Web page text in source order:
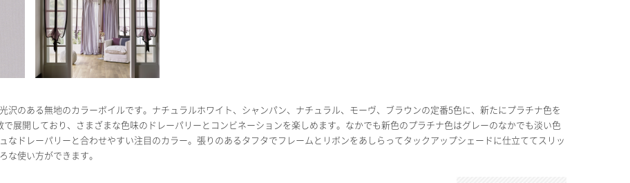
沢のある無地のカラーボイルです。ナチュラルホワイト、シャンパン、ナチュラル、モーヴ、ブラウンの定番5色に、新たにプラチナ色を
で展開しており、さまざまな色味のドレーパリーとコンビネーションを楽しめます。なかでも新色のプラチナ色はグレーのなかでも淡い色
なドレーパリーと合わせやすい注目のカラー。張りのあるタフタでフレームとリボンをあしらってタックアップシェードに仕立ててスリッ
な使い方ができます。